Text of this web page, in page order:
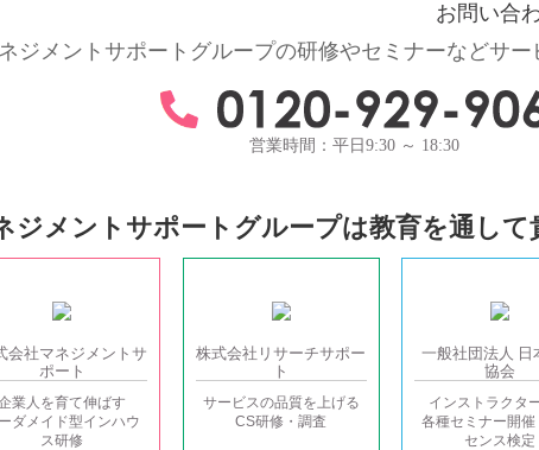
お問い合
ジメントサポートグループの研修やセミナーなどサ
営業時間：平日9:30 ～ 18:30
ジメントサポートグループは教育を通して
会社マネジメントサ
ポート
業人を育て伸ばす
ダメイド型インハウ
ス研修
株式会社 リサーチサポー
ト
サービスの品質を上げる
CS研修・調査
一般社団法人 日
協会
インストラクタ
各種セミナー開催
センス検定